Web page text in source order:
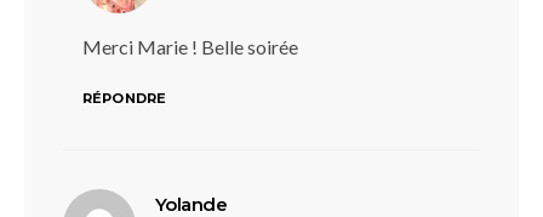
Merci Marie ! Belle soirée
RÉPONDRE
Yolande